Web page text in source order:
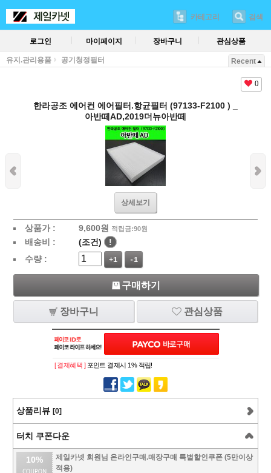
카테고리 검색
로그인 마이페이지 장바구니 관심상품
유지.관리용품 공기청정필터 Recent
0
한라공조 에어컨 에어필터.항균필터 (97133-F2100 ) _
아반떼AD,2019더뉴아반떼
상세보기
상품가 : 9,600원 적립금:90원
배송비 : (조건)
!
수량 :
+1 -1
구매하기
장바구니 관심상품
[ 결제혜택 ] 포인트 결제시 1% 적립!
상품리뷰 [0]
터치 쿠폰다운
10%
제일카넷 회원님 온라인구매.매장구매 특별할인쿠폰 (5만이상
적용)